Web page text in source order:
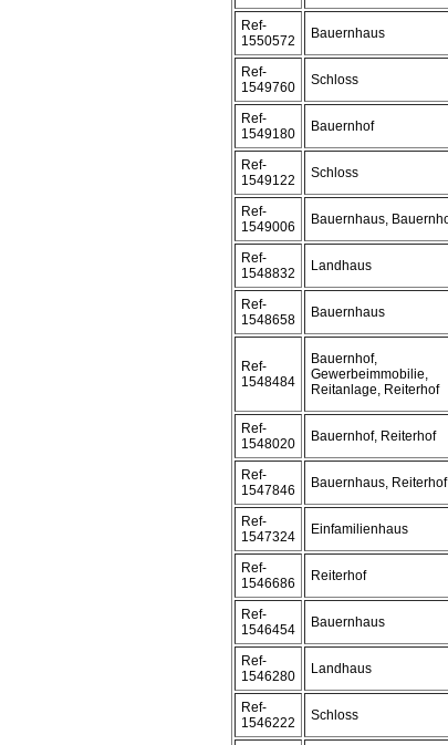
Ref-
1550572
Bauernhaus
Ref-
1549760
Schloss
Ref-
1549180
Bauernhof
Ref-
1549122
Schloss
Ref-
1549006
Bauernhaus,
Ref-
1548832
Landhaus
Ref-
1548658
Bauernhaus
Ref-
1548484
Bauernhof,
Gewerbeimmobilie,
Reitanlage, Reiterhof
Ref-
1548020
Bauernhof, Reiterhof
Ref-
1547846
Bauernhaus, Reiterhof
Ref-
1547324
Einfamilienhaus
Ref-
1546686
Reiterhof
Ref-
1546454
Bauernhaus
Ref-
1546280
Landhaus
Ref-
1546222
Schloss